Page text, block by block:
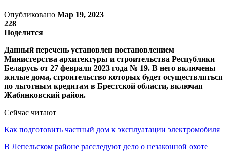
Опубликовано Мар 19, 2023
228
Поделится
Данный перечень установлен постановлением
Министерства архитектуры и строительства Республики
Беларусь от 27 февраля 2023 года № 19. В него включены
жилые дома, строительство которых будет осуществляться
по льготным кредитам в Брестской области, включая
Жабинковский район.
Сейчас читают
Как подготовить частный дом к эксплуатации электромобиля
В Лепельском районе расследуют дело о незаконной охоте